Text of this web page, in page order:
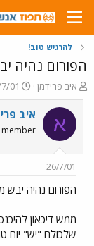
להרגיש טוב!
הפורום נהיה
פ
ו
ת
ח
ה
ש
א
איב פרידמן
פ
ו
ר
ם
ר
01
א איב
member
26/7/01
הפורום נהיה יבש
ממש דיכאון
שלכולם "יש" יום